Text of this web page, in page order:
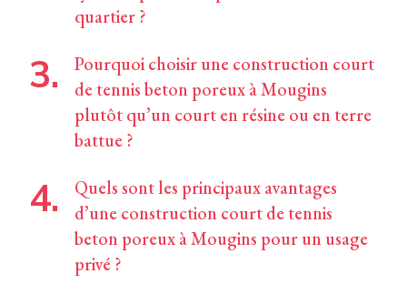
quartier ?
Pourquoi choisir une construction court
de tennis beton poreux à Mougins
plutôt qu’un court en résine ou en terre
battue ?
Quels sont les principaux avantages
d’une construction court de tennis
beton poreux à Mougins pour un usage
privé ?